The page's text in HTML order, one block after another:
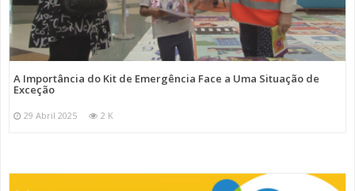
A Importância do Kit de Emergência Face a Uma Situação de
Exceção
29 Abril 2025 2 K